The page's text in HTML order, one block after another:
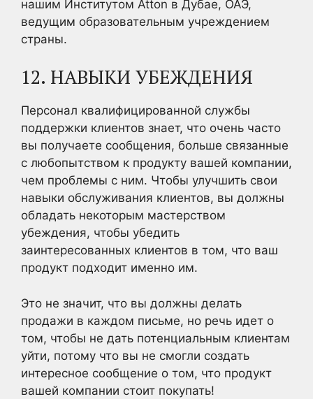
нашим Институтом Atton в Дубае, ОАЭ,
ведущим образовательным учреждением
страны.
12. НАВЫКИ УБЕЖДЕНИЯ
Персонал квалифицированной службы
поддержки клиентов знает, что очень часто
вы получаете сообщения, больше связанные
с любопытством к продукту вашей компании,
чем проблемы с ним. Чтобы улучшить свои
навыки обслуживания клиентов, вы должны
обладать некоторым мастерством
убеждения, чтобы убедить
заинтересованных клиентов в том, что ваш
продукт подходит именно им.
Это не значит, что вы должны делать
продажи в каждом письме, но речь идет о
том, чтобы не дать потенциальным клиентам
уйти, потому что вы не смогли создать
интересное сообщение о том, что продукт
вашей компании стоит покупать!